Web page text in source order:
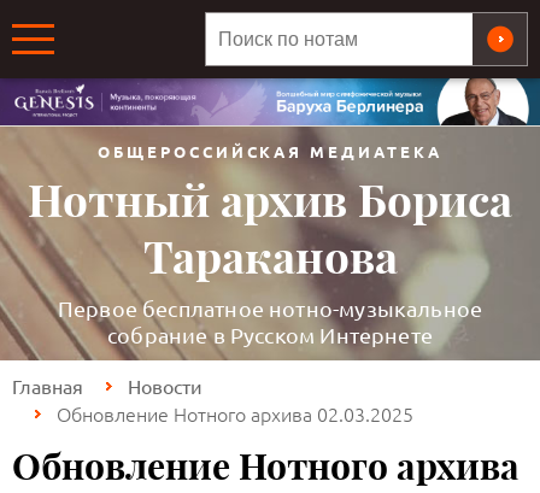
ОБЩЕРОССИЙСКАЯ МЕДИАТЕКА
Нотный архив Бориса
Тараканова
Первое бесплатное нотно-музыкальное
собрание в Русском Интернете
Главная Новости
Обновление Нотного архива 02.03.2025
Обновление Нотного архива